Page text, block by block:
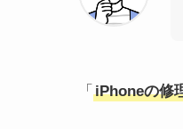
「 iPhoneの修